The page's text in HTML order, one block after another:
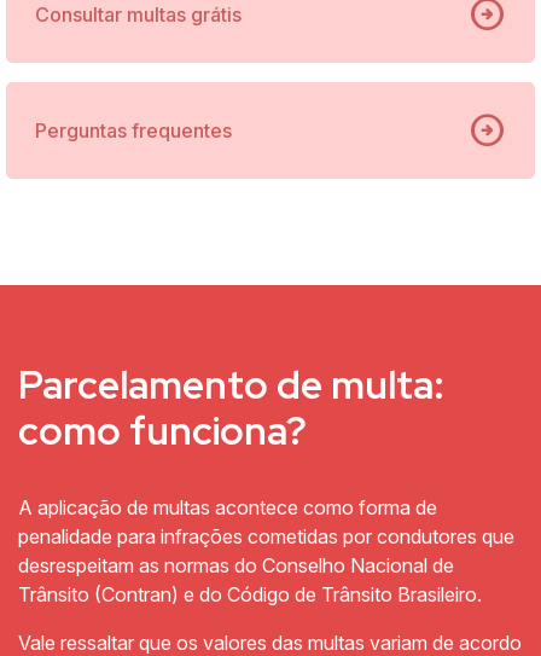
Consultar multas grátis arrow_circle_right
Perguntas frequentes arrow_circle_right
Parcelamento de multa:
como funciona?
A aplicação de multas acontece como forma de
penalidade para infrações cometidas por condutores que
desrespeitam as normas do Conselho Nacional de
Trânsito (Contran) e do Código de Trânsito Brasileiro.
Vale ressaltar que os valores das multas variam de acordo